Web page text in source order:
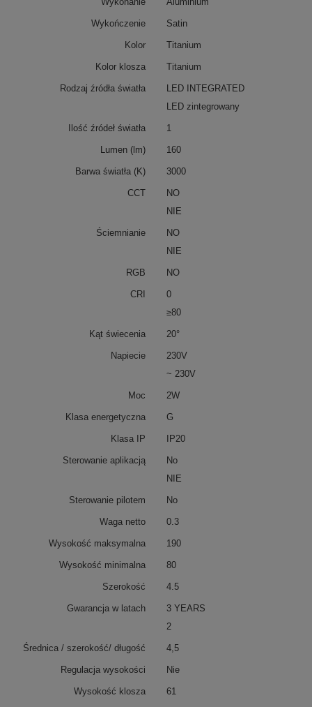
Wykończenie Satin
Kolor Titanium
Kolor klosza Titanium
Rodzaj źródła światła
LED INTEGRATED
LED zintegrowany
Ilość źródeł światła 1
Lumen (lm) 160
Barwa światła (K) 3000
CCT
NO
NIE
Ściemnianie
NO
NIE
RGB NO
CRI
0
≥80
Kąt świecenia 20°
Napiecie
230V
~ 230V
Moc 2W
Klasa energetyczna G
Klasa IP IP20
Sterowanie aplikacją
No
NIE
Sterowanie pilotem No
Waga netto 0.3
Wysokość maksymalna 190
Wysokość minimalna 80
Szerokość 4.5
Gwarancja w latach
3 YEARS
2
Średnica / szerokość/ długość 4,5
Regulacja wysokości Nie
Wysokość klosza 61